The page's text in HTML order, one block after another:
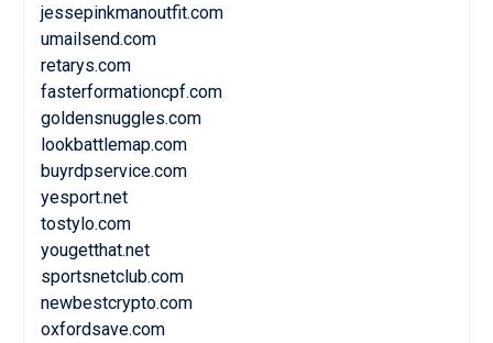
jessepinkmanoutfit.com
umailsend.com
retarys.com
fasterformationcpf.com
goldensnuggles.com
lookbattlemap.com
buyrdpservice.com
yesport.net
tostylo.com
yougetthat.net
sportsnetclub.com
newbestcrypto.com
oxfordsave.com